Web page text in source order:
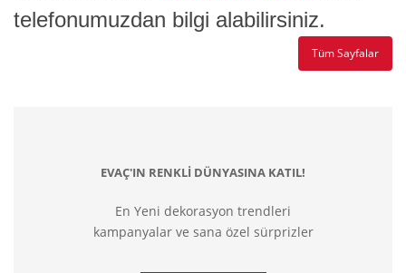
telefonumuzdan bilgi alabilirsiniz.
Tüm Sayfalar
EVAÇ'IN RENKLİ DÜNYASINA KATIL!
En Yeni dekorasyon trendleri
kampanyalar ve sana özel sürprizler